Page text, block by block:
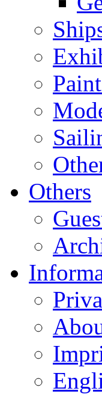
Others